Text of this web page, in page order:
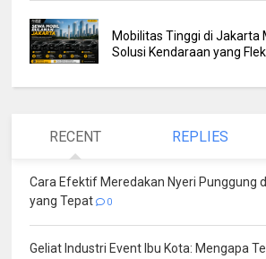
Mobilitas Tinggi di Jakarta
Solusi Kendaraan yang
RECENT REPLIES
Cara Efektif Meredakan Nyeri Punggung
yang Tepat
0
Geliat Industri Event Ibu Kota: Mengapa